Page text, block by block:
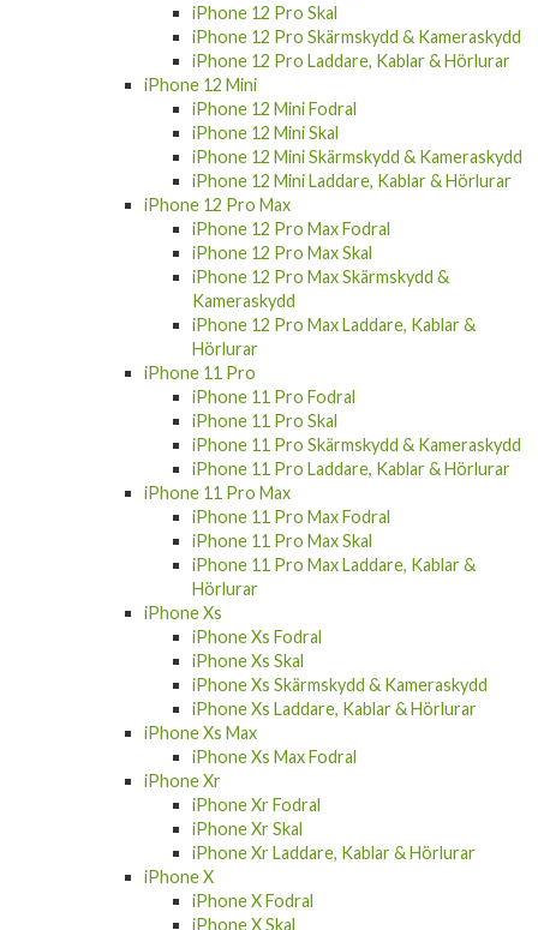
iPhone 12 Pro Skal
iPhone 12 Pro Skärmskydd & Kameraskydd
iPhone 12 Pro Laddare, Kablar & Hörlurar
iPhone 12 Mini
iPhone 12 Mini Fodral
iPhone 12 Mini Skal
iPhone 12 Mini Skärmskydd & Kameraskydd
iPhone 12 Mini Laddare, Kablar & Hörlurar
iPhone 12 Pro Max
iPhone 12 Pro Max Fodral
iPhone 12 Pro Max Skal
iPhone 12 Pro Max Skärmskydd &
Kameraskydd
iPhone 12 Pro Max Laddare, Kablar &
Hörlurar
iPhone 11 Pro
iPhone 11 Pro Fodral
iPhone 11 Pro Skal
iPhone 11 Pro Skärmskydd & Kameraskydd
iPhone 11 Pro Laddare, Kablar & Hörlurar
iPhone 11 Pro Max
iPhone 11 Pro Max Fodral
iPhone 11 Pro Max Skal
iPhone 11 Pro Max Laddare, Kablar &
Hörlurar
iPhone Xs
iPhone Xs Fodral
iPhone Xs Skal
iPhone Xs Skärmskydd & Kameraskydd
iPhone Xs Laddare, Kablar & Hörlurar
iPhone Xs Max
iPhone Xs Max Fodral
iPhone Xr
iPhone Xr Fodral
iPhone Xr Skal
iPhone Xr Laddare, Kablar & Hörlurar
iPhone X
iPhone X Fodral
iPhone X Skal